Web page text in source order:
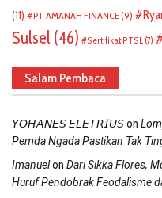
(11)
PT AMANAH FINANCE(9)
Sulsel (46) Sertifikat PTSL (7)
Salam Pembaca
𝘠𝘖𝘏𝘈𝘕𝘌𝘚 𝘌𝘓𝘌𝘛𝘙𝘐𝘜𝘚on
Pemda Ngada Pastikan Tak
Imanuelon Dari Sikka Flores,
Huruf Pendobrak Feodalisme